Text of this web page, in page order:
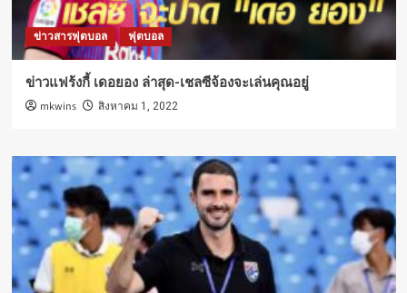
ข่าวสารฟุตบอล ฟุตบอล
ข่าวแฟร้งกี้ เดอยอง ล่าสุด-เชลซีจ้องจะเล่นคุณอยู่
mkwins สิงหาคม 1, 2022